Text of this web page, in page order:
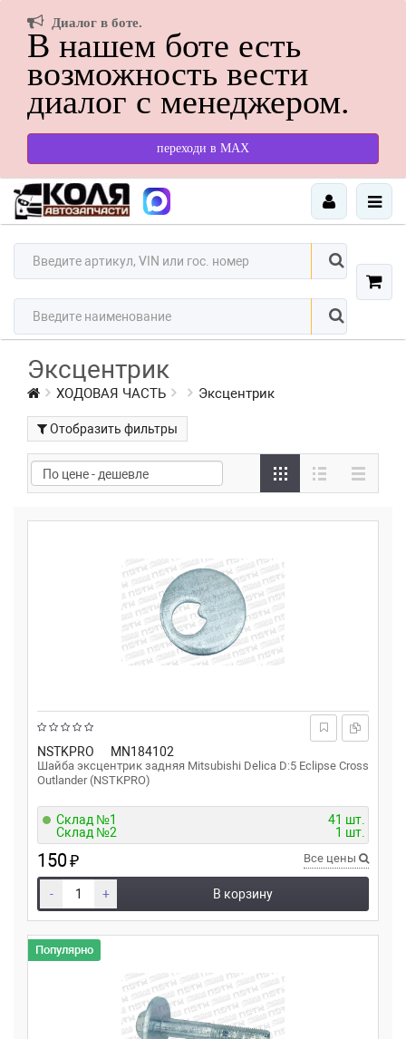
Диалог в боте.
В нашем боте есть
возможность вести
диалог с менеджером.
переходи в МАХ
Эксцентрик
ХОДОВАЯ ЧАСТЬ Эксцентрик
Отобразить фильтры
NSTKPRO MN184102
Шайба эксцентрик задняя Mitsubishi Delica D:5 Eclipse Cross
Outlander (NSTKPRO)
Склад №1
41 шт.
Склад №2
1 шт.
150₽ Все цены
- + В корзину
Популярно